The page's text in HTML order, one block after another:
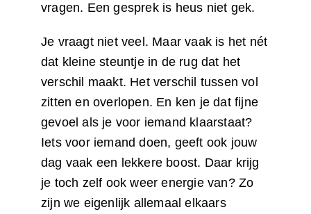
vragen. Een gesprek is heus niet gek.
Je vraagt niet veel. Maar vaak is het nét
dat kleine steuntje in de rug dat het
verschil maakt. Het verschil tussen vol
zitten en overlopen. En ken je dat fijne
gevoel als je voor iemand klaarstaat?
Iets voor iemand doen, geeft ook jouw
dag vaak een lekkere boost. Daar krijg
je toch zelf ook weer energie van? Zo
zijn we eigenlijk allemaal elkaars